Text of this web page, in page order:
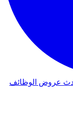
عروض الوظائف